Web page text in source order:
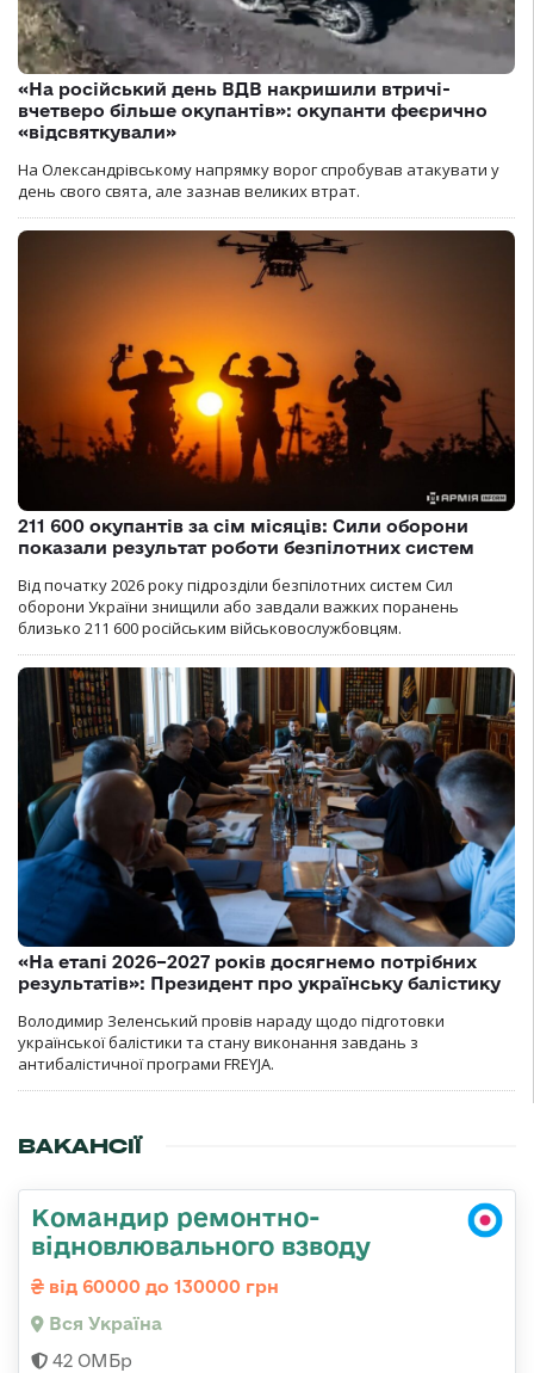
«На російський день ВДВ накришили втричі-
вчетверо більше окупантів»: окупанти феєрично
«відсвяткували»
На Олександрівському напрямку ворог спробував атакувати у
день свого свята, але зазнав великих втрат.
211 600 окупантів за сім місяців: Сили оборони
показали результат роботи безпілотних систем
Від початку 2026 року підрозділи безпілотних систем Сил
оборони України знищили або завдали важких поранень
близько 211 600 російським військовослужбовцям.
«На етапі 2026–2027 років досягнемо потрібних
результатів»: Президент про українську балістику
Володимир Зеленський провів нараду щодо підготовки
української балістики та стану виконання завдань з
антибалістичної програми FREYJA.
ВАКАНСІЇ
Командир ремонтно-
відновлювального взводу
від 60000 до 130000 грн
Вся Україна
42 ОМБр